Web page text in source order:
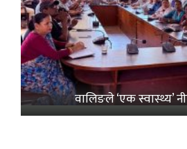
वालिङले ‘एक स्वास्थ्य’